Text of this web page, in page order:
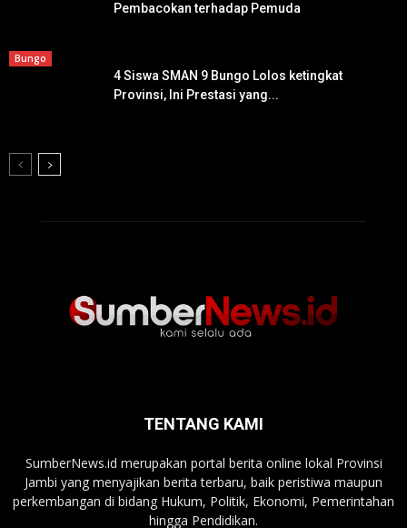
Pembacokan terhadap Pemuda
Bungo
4 Siswa SMAN 9 Bungo Lolos ketingkat
Provinsi, Ini Prestasi yang...
TENTANG KAMI
SumberNews.id merupakan portal berita online lokal Provinsi
Jambi yang menyajikan berita terbaru, baik peristiwa maupun
perkembangan di bidang Hukum, Politik, Ekonomi, Pemerintahan
hingga Pendidikan.